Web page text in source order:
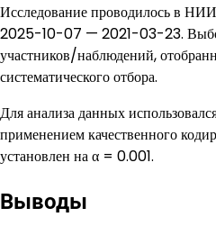
Исследование проводилось в
2025-10-07 — 2021-03-23.
участников/наблюдений,
систематического отбора.
Для анализа данных
применением качественного
установлен на α = 0.001.
Выводы